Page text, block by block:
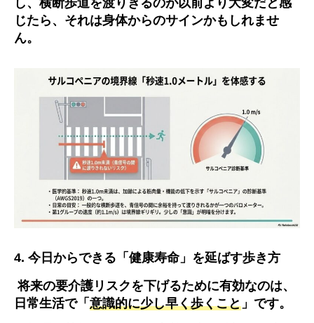
じたら、それは身体からのサインかもしれませ
ん。
4. 今日からできる「健康寿命」を延ばす歩き方
将来の要介護リスクを下げるために有効なのは、
日常生活で「 意識的に少し早く歩くこと 」 です。